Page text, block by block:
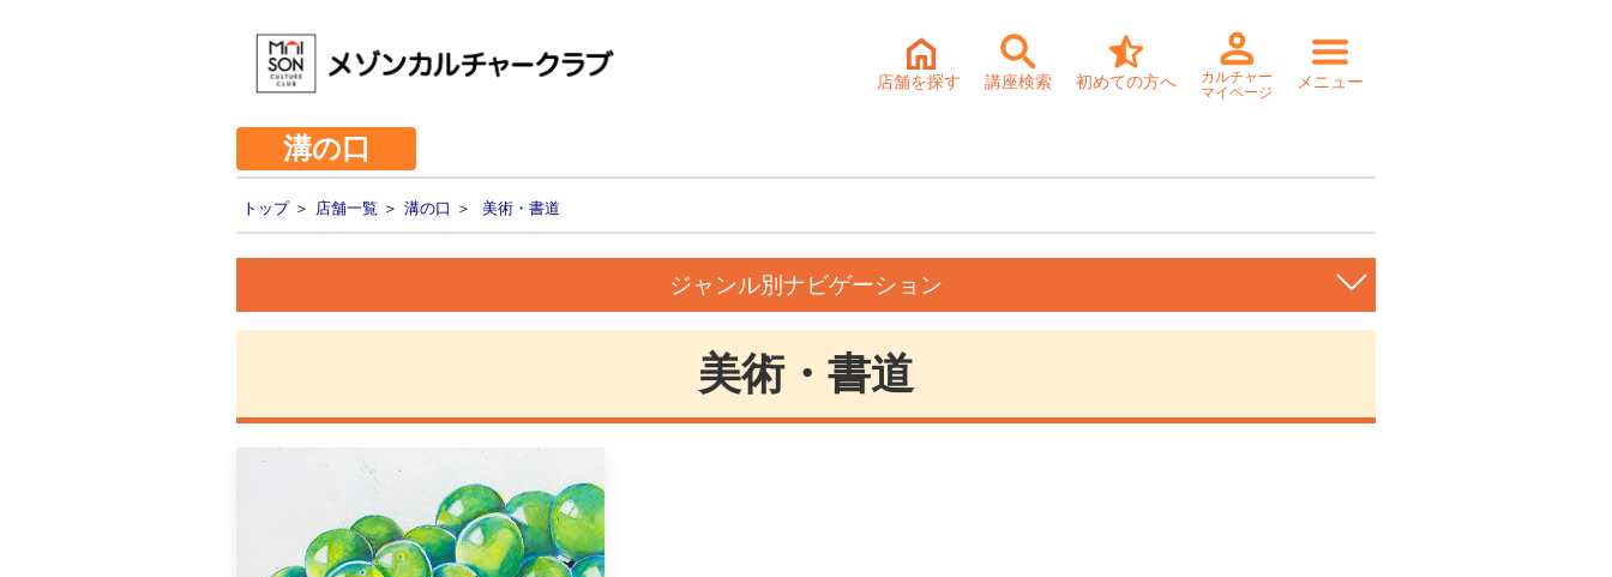
店舗を探す 講座検索 初めての方へ
カルチャー
マイページ
メニュー
溝の口
トップ＞ 店舗一覧 ＞ 溝の口 ＞ 美術・書道
ジャンル別ナビゲーション
美術・書道